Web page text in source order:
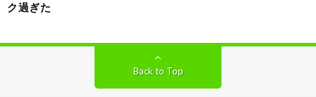
ク過ぎた
Back to Top